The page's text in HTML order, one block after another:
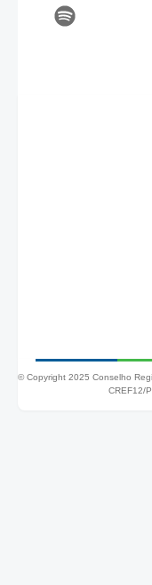
© Copyright 2025 Conselho
CREF12/